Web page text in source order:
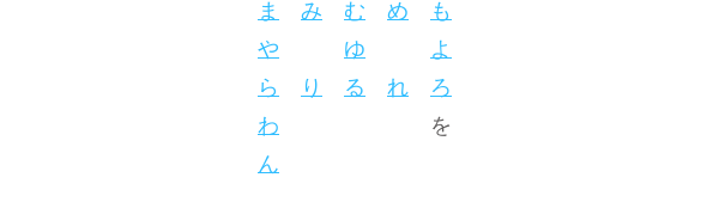
ま み む め も
や
ゆ
よ
ら り る れ ろ
わ を
ん